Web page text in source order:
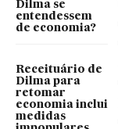
Dilma se
entendessem
de economia?
Receituário de
Dilma para
retomar
economia inclui
medidas